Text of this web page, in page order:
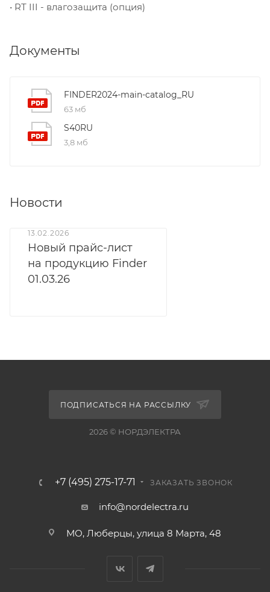
• RТ III - влагозащита (опция)
Документы
FINDER2024-main-catalog_RU
63 мб
S40RU
3,8 мб
Новости
13.02.2026
Новый прайс-лист
на продукцию Finder
01.03.26
ПОДПИСАТЬСЯ НА РАССЫЛКУ
2026 © НОРДЭЛЕКТРА
+7 (495) 275-17-71 ЗАКАЗАТЬ ЗВОНОК
info@nordelectra.ru
МО, Люберцы, улица 8 Марта, 48